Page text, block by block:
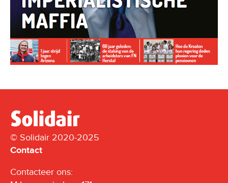
© Solidair 2020-2025
Contact
Contacteer ons: